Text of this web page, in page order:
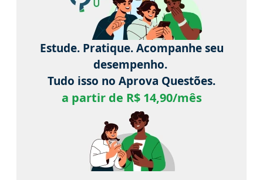
Estude. Pratique. Acompanhe seu
desempenho.
Tudo isso no Aprova Questões.
a partir de R$ 14,90/mês